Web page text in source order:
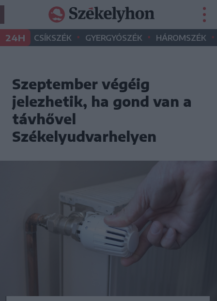
24H CSÍKSZÉK • GYERGYÓSZÉK • HÁROMSZÉK •
Szeptember végéig
jelezhetik, ha gond van a
távhővel
Székelyudvarhelyen